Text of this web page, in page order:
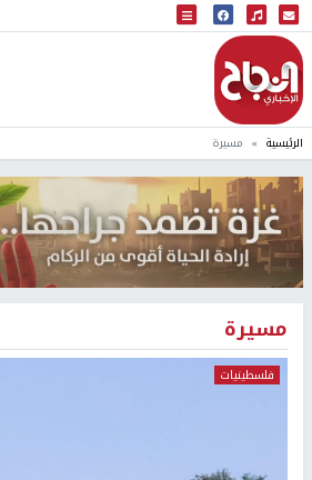
البث المباشر
إذاعة النجاح
الرئيسية مسيرة
مسيرة
فلسطينيات